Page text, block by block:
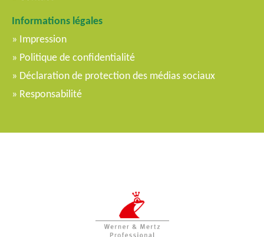
Informations légales
Impression
Politique de confidentialité
Déclaration de protection des médias sociaux
Responsabilité